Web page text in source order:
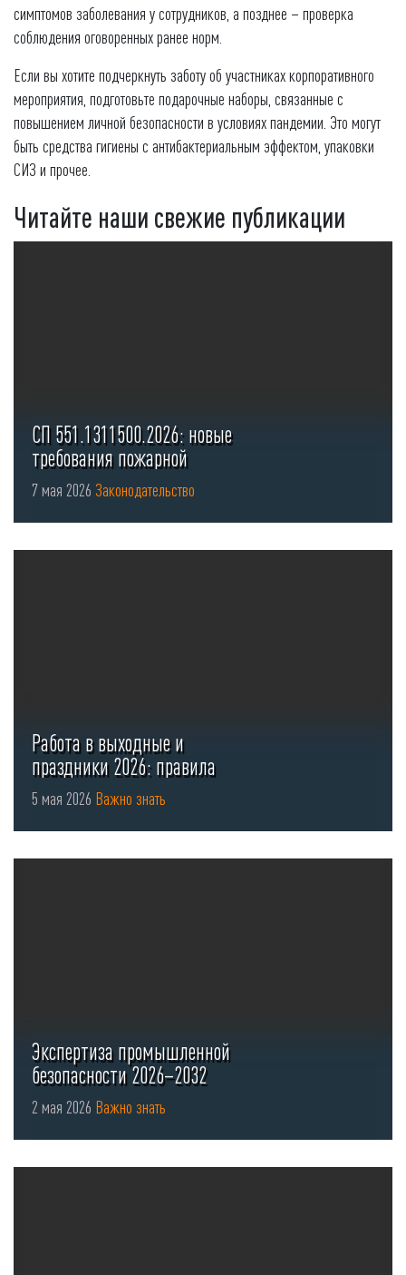
симптомов заболевания у сотрудников, а позднее – проверка
соблюдения оговоренных ранее норм.
Если вы хотите подчеркнуть заботу об участниках корпоративного
мероприятия, подготовьте подарочные наборы, связанные с
повышением личной безопасности в условиях пандемии. Это могут
быть средства гигиены с антибактериальным эффектом, упаковки
СИЗ и прочее.
Читайте наши свежие публикации
СП 551.1311500.2026: новые
требования пожарной
безопасности для стоянок ...
7 мая 2026 Законодательство
Работа в выходные и
праздники 2026: правила
оформления ...
5 мая 2026 Важно знать
Экспертиза промышленной
безопасности 2026–2032
2 мая 2026 Важно знать